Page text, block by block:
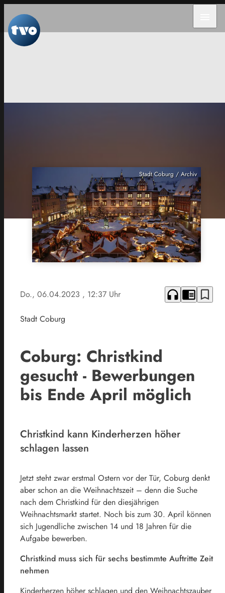
Stadt Coburg / Archiv
Do., 06.04.2023 , 12:37 Uhr headphones chrome_reader_mode bookmark_border
Stadt Coburg
Coburg: Christkind
gesucht - Bewerbungen
bis Ende April möglich
Christkind kann Kinderherzen höher
schlagen lassen
Jetzt steht zwar erstmal Ostern vor der Tür, Coburg denkt
aber schon an die Weihnachtszeit – denn die Suche
nach dem Christkind für den diesjährigen
Weihnachtsmarkt startet. Noch bis zum 30. April können
sich Jugendliche zwischen 14 und 18 Jahren für die
Aufgabe bewerben.
Christkind muss sich für sechs bestimmte Auftritte Zeit
nehmen
Kinderherzen höher schlagen und den Weihnachtszauber